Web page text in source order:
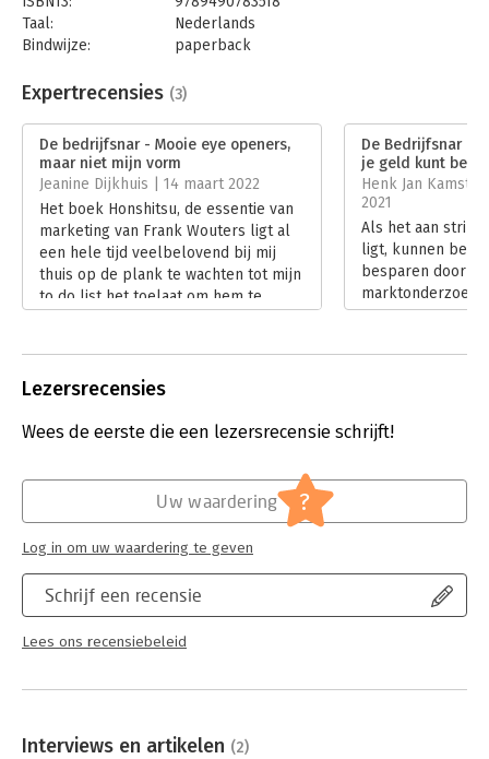
Taal:
Nederlands
Bindwijze:
paperback
Uitgever:
Reality Bites Publishing
Verschijningsdatum:
12-10-2021
Hoofdrubriek: Marketing
Expertrecensies (3)
De bedrijfsnar - Mooie eye openers,
maar niet mijn vorm
Jeanine Dijkhuis | 14 maart 2022
Het boek Honshitsu, de essentie van
marketing van Frank Wouters ligt al
een hele tijd veelbelovend bij mij
thuis op de plank te wachten tot mijn
to do list het toelaat om hem te
De Bedrijfsnar -
je geld kunt
Henk Jan
2021
Als het aan
ligt, kunnen
besparen door
‘nietszeggende
Wouters een
Lees verder
Lezersrecensies
Wees de eerste die een lezersrecensie schrijft!
Schrijf een recensie
Lees ons recensiebeleid
Uw waardering ?
Log in om uw waardering te geven
Interviews en artikelen (2)